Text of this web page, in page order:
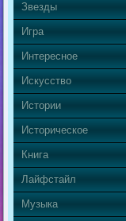
Звезды
Игра
Интересное
Искусство
Истории
Историческое
Книга
Лайфстайл
Музыка